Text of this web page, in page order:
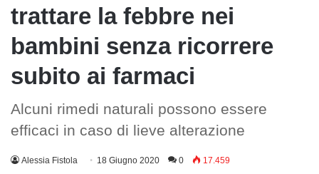
trattare la febbre nei
bambini senza ricorrere
subito ai farmaci
Alcuni rimedi naturali possono essere
efficaci in caso di lieve alterazione
Alessia Fistola 18 Giugno 2020 0 17.459